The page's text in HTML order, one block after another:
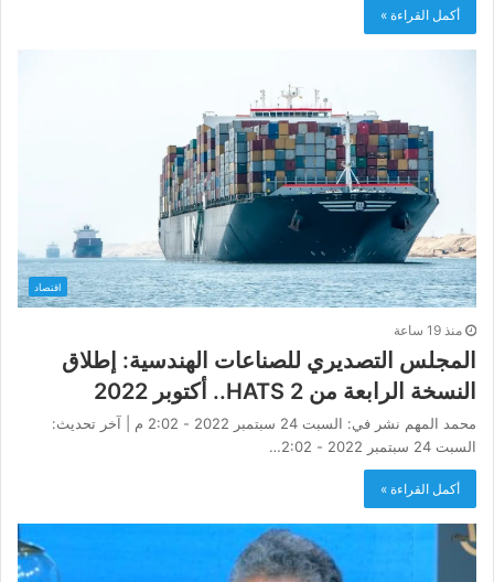
أكمل القراءة »
اقتصاد
منذ 19 ساعة
المجلس التصديري للصناعات الهندسية: إطلاق
النسخة الرابعة من HATS 2.. أكتوبر 2022
محمد المهم نشر في: السبت 24 سبتمبر 2022 - 2:02 م | آخر تحديث:
السبت 24 سبتمبر 2022 - 2:02…
أكمل القراءة »